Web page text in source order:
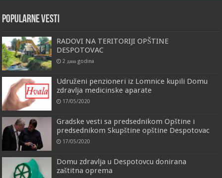
Popularne vesti
RADOVI NA TERITORIJI OPŠTINE
DESPOTOVAC
2 дана godina
Udruženi penzioneri iz Lomnice kupili Domu
zdravlja medicinske aparate
17/05/2020
Gradske vesti sa predsednikom Opštine i
predsednikom Skupštine opštine Despotovac
17/05/2020
Domu zdravlja u Despotovcu donirana
zaštitna oprema